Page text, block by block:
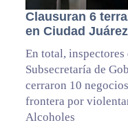
Clausuran 6
en Ciudad Juárez
En total, inspectores
Subsecretaría de
cerraron 10
frontera por
Alcoholes